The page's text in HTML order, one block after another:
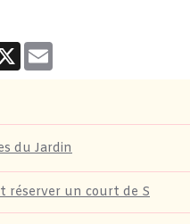
X
du Jardin
réserver un court de S